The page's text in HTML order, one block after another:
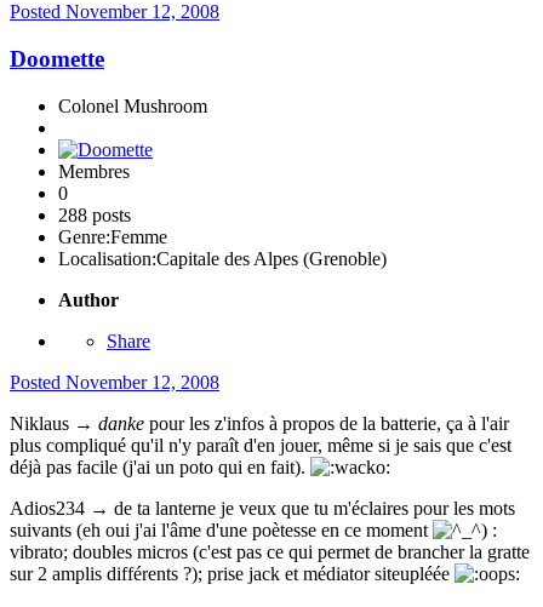
Posted November 12, 2008
Doomette
Colonel Mushroom
Membres
0
288 posts
Genre:Femme
Localisation:Capitale des Alpes (Grenoble)
Author
Share
Posted November 12, 2008
Niklaus → danke pour les z'infos à propos de la batterie, ça à l'air
plus compliqué qu'il n'y paraît d'en jouer, même si je sais que c'est
déjà pas facile (j'ai un poto qui en fait).
Adios234 → de ta lanterne je veux que tu m'éclaires pour les mots
suivants (eh oui j'ai l'âme d'une poètesse en ce moment
) :
vibrato; doubles micros (c'est pas ce qui permet de brancher la gratte
sur 2 amplis différents ?); prise jack et médiator siteupléée